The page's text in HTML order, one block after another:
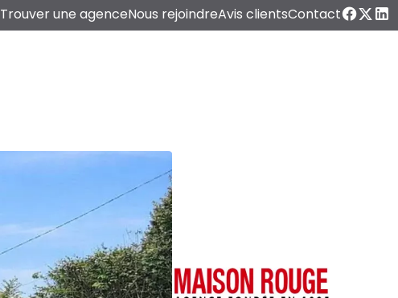
Trouver une agenceNous rejoindreAvis clientsContact